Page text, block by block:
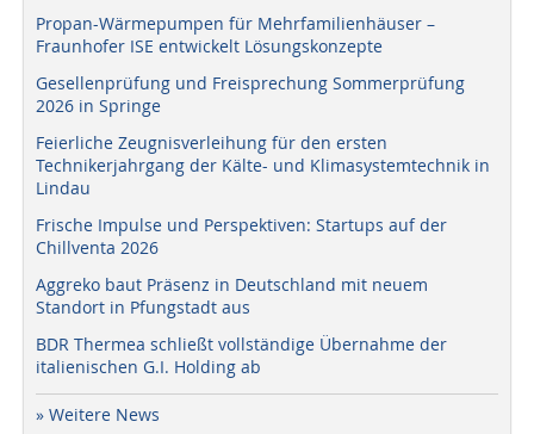
Propan-Wärmepumpen für Mehrfamilienhäuser –
Fraunhofer ISE entwickelt Lösungskonzepte
Gesellenprüfung und Freisprechung Sommerprüfung
2026 in Springe
Feierliche Zeugnisverleihung für den ersten
Technikerjahrgang der Kälte- und Klimasystemtechnik in
Lindau
Frische Impulse und Perspektiven: Startups auf der
Chillventa 2026
Aggreko baut Präsenz in Deutschland mit neuem
Standort in Pfungstadt aus
BDR Thermea schließt vollständige Übernahme der
italienischen G.I. Holding ab
» Weitere News